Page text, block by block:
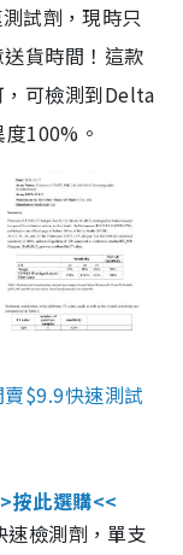
試劑，現時只
貨時間！這款
可檢測到Delta
100%。
$9.9快速測試
按此選購<<
檢測劑，單支